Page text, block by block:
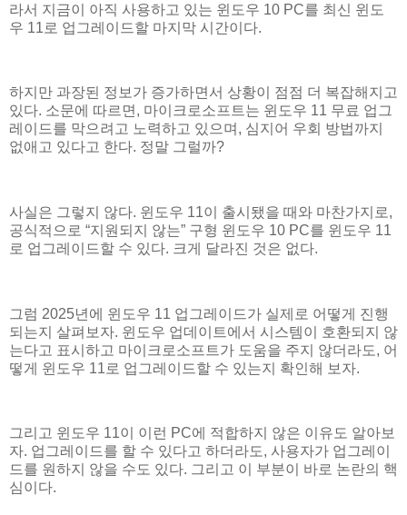
라서 지금이 아직 사용하고 있는 윈도우 10 PC를 최신 윈도
우 11로 업그레이드할 마지막 시간이다.
하지만 과장된 정보가 증가하면서 상황이 점점 더 복잡해지고
있다. 소문에 따르면, 마이크로소프트는 윈도우 11 무료 업그
레이드를 막으려고 노력하고 있으며, 심지어 우회 방법까지
없애고 있다고 한다. 정말 그럴까?
사실은 그렇지 않다. 윈도우 11이 출시됐을 때와 마찬가지로,
공식적으로 “지원되지 않는” 구형 윈도우 10 PC를 윈도우 11
로 업그레이드할 수 있다. 크게 달라진 것은 없다.
그럼 2025년에 윈도우 11 업그레이드가 실제로 어떻게 진행
되는지 살펴보자. 윈도우 업데이트에서 시스템이 호환되지 않
는다고 표시하고 마이크로소프트가 도움을 주지 않더라도, 어
떻게 윈도우 11로 업그레이드할 수 있는지 확인해 보자.
그리고 윈도우 11이 이런 PC에 적합하지 않은 이유도 알아보
자. 업그레이드를 할 수 있다고 하더라도, 사용자가 업그레이
드를 원하지 않을 수도 있다. 그리고 이 부분이 바로 논란의 핵
심이다.